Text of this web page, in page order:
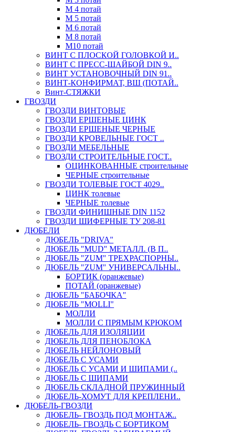
М 4 потай
М 5 потай
М 6 потай
М 8 потай
М10 потай
ВИНТ С ПЛОСКОЙ ГОЛОВКОЙ И..
ВИНТ С ПРЕСС-ШАЙБОЙ DIN 9..
ВИНТ УСТАНОВОЧНЫЙ DIN 91..
ВИНТ-КОНФИРМАТ, ВШ (ПОТАЙ..
Винт-СТЯЖКИ
ГВОЗДИ
ГВОЗДИ ВИНТОВЫЕ
ГВОЗДИ ЕРШЕНЫЕ ЦИНК
ГВОЗДИ ЕРШЕНЫЕ ЧЕРНЫЕ
ГВОЗДИ КРОВЕЛЬНЫЕ ГОСТ ..
ГВОЗДИ МЕБЕЛЬНЫЕ
ГВОЗДИ СТРОИТЕЛЬНЫЕ ГОСТ..
ОЦИНКОВАННЫЕ строительные
ЧЕРНЫЕ строительные
ГВОЗДИ ТОЛЕВЫЕ ГОСТ 4029..
ЦИНК толевые
ЧЕРНЫЕ толевые
ГВОЗДИ ФИНИШНЫЕ DIN 1152
ГВОЗДИ ШИФЕРНЫЕ ТУ 208-81
ДЮБЕЛИ
ДЮБЕЛЬ "DRIVA"
ДЮБЕЛЬ "MUD" МЕТАЛЛ. (В П..
ДЮБЕЛЬ "ZUM" ТРЕХРАСПОРНЫ..
ДЮБЕЛЬ "ZUM" УНИВЕРСАЛЬНЫ..
БОРТИК (оранжевые)
ПОТАЙ (оранжевые)
ДЮБЕЛЬ "БАБОЧКА"
ДЮБЕЛЬ "МOLLI"
МОЛЛИ
МОЛЛИ С ПРЯМЫМ КРЮКОМ
ДЮБЕЛЬ ДЛЯ ИЗОЛЯЦИИ
ДЮБЕЛЬ ДЛЯ ПЕНОБЛОКА
ДЮБЕЛЬ НЕЙЛОНОВЫЙ
ДЮБЕЛЬ С УСАМИ
ДЮБЕЛЬ С УСАМИ И ШИПАМИ (..
ДЮБЕЛЬ С ШИПАМИ
ДЮБЕЛЬ СКЛАДНОЙ ПРУЖИННЫЙ
ДЮБЕЛЬ-ХОМУТ ДЛЯ КРЕПЛЕНИ..
ДЮБЕЛЬ-ГВОЗДИ
ДЮБЕЛЬ- ГВОЗДЬ ПОД МОНТАЖ..
ДЮБЕЛЬ- ГВОЗДЬ С БОРТИКОМ